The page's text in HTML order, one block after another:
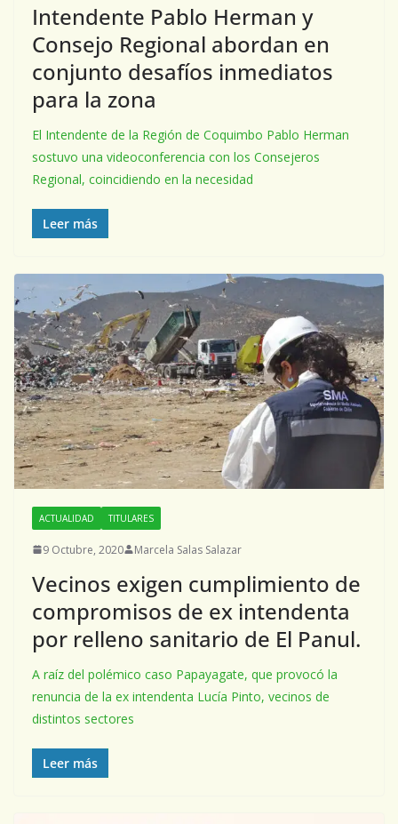
Intendente Pablo Herman y
Consejo Regional abordan en
conjunto desafíos inmediatos
para la zona
El Intendente de la Región de Coquimbo Pablo Herman
sostuvo una videoconferencia con los Consejeros
Regional, coincidiendo en la necesidad
Leer más
ACTUALIDAD TITULARES
9 Octubre, 2020 Marcela Salas Salazar
Vecinos exigen cumplimiento de
compromisos de ex intendenta
por relleno sanitario de El Panul.
A raíz del polémico caso Papayagate, que provocó la
renuncia de la ex intendenta Lucía Pinto, vecinos de
distintos sectores
Leer más